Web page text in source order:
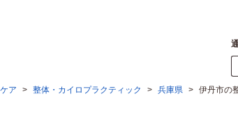
ア > 整体・カイロプラクティック > 兵庫県 > 伊丹市の